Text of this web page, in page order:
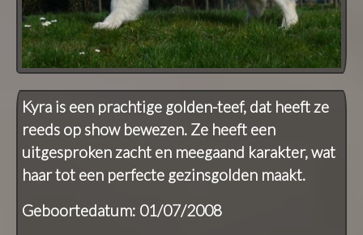
Kyra is een prachtige golden-teef, dat heeft ze
reeds op show bewezen. Ze heeft een
uitgesproken zacht en meegaand karakter, wat
haar tot een perfecte gezinsgolden maakt.
Geboortedatum: 01/07/2008